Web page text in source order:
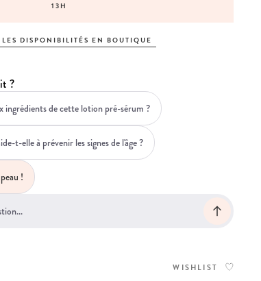
13H
DISPONIBILITÉS EN BOUTIQUE
?
ingrédients de cette lotion pré-sérum ?
t-elle à prévenir les signes de l'âge ?
!
WISHLIST